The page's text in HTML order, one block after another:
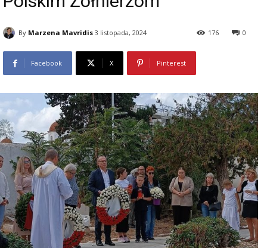
By Marzena Mavridis 3 listopada, 2024 0
176
Facebook X Pinterest